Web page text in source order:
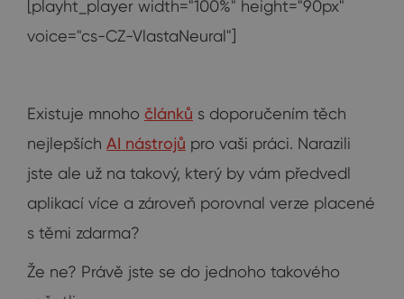
[playht_player width="100%" height="90px"
voice="cs-CZ-VlastaNeural"]
Existuje mnoho článků s doporučením těch
nejlepších AI nástrojů pro vaši práci. Narazili
jste ale už na takový, který by vám předvedl
aplikací více a zároveň porovnal verze placené
s těmi zdarma?
Že ne? Právě jste se do jednoho takového